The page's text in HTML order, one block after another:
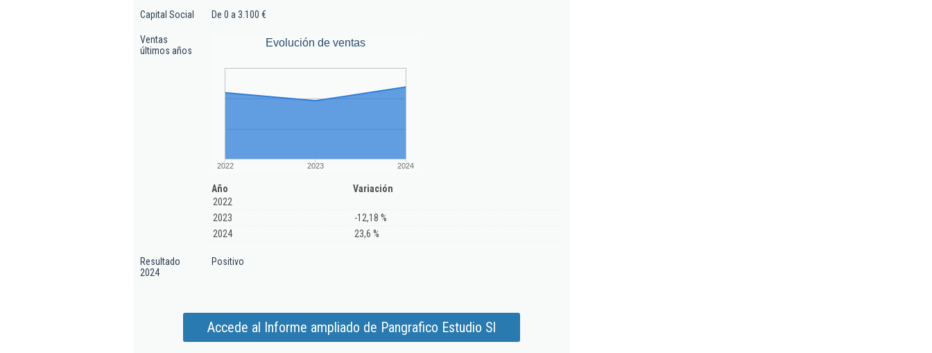
Capital Social De 0 a 3.100 €
Ventas
últimos años
Evolución de ventas
2022 2023 2024
Año
Variación
2022
2023
-12,18 %
2024
23,6 %
Resultado
2024
Positivo
Accede al Informe ampliado de Pangrafico Estudio Sl